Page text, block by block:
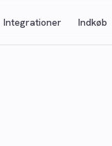
Integrationer Indkøb